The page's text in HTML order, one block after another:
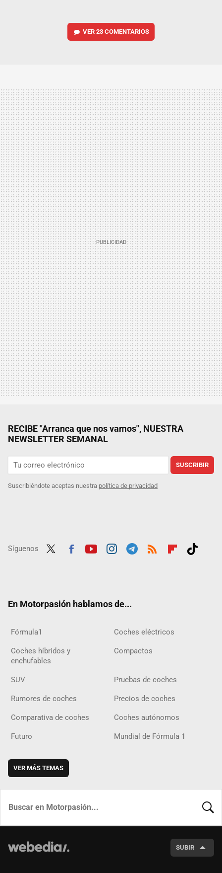
VER 23 COMENTARIOS
RECIBE "Arranca que nos vamos", NUESTRA
NEWSLETTER SEMANAL
SUSCRIBIR
Suscribiéndote aceptas nuestra política de privacidad
Síguenos
En Motorpasión hablamos de...
Fórmula1 Coches eléctricos
Coches híbridos y
enchufables
Compactos
SUV Pruebas de coches
Rumores de coches Precios de coches
Comparativa de coches Coches autónomos
Futuro Mundial de Fórmula 1
VER MÁS TEMAS
SUBIR